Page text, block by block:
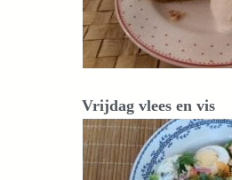
Vrijdag vlees en vis